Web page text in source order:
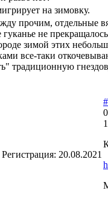
на зимовку.
прочим, отдельные
гуканье не
зимой этих
все-таки
традиционную
Регистрация: 20.08.2021
0